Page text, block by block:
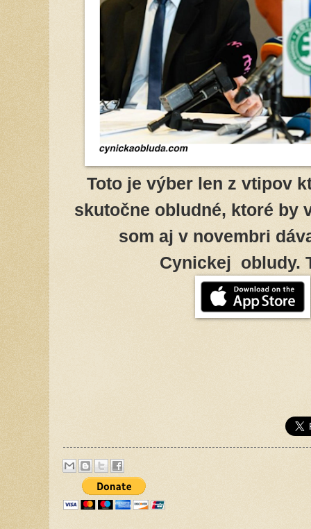
Toto je výber len z vtipov
skutočne obludné, ktoré by
som aj v novembri
Cynickej obludy.